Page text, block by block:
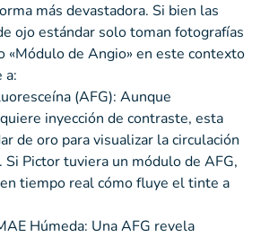
más devastadora. Si bien las
ojo estándar solo toman fotografías
«Módulo de Angio» en este contexto
a:
(AFG): Aunque
inyección de contraste, esta
de oro para visualizar la circulación
Si Pictor tuviera un módulo de AFG,
tiempo real cómo fluye el tinte a
Húmeda: Una AFG revela